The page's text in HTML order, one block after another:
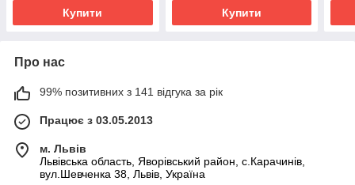
Купити Купити
Про нас
99% позитивних з 141 відгука за рік
Працює з 03.05.2013
м. Львів
Львівська область, Яворівський район, с.Карачинів,
вул.Шевченка 38, Львів, Україна